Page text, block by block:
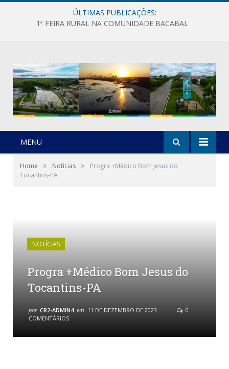
ÚLTIMAS PUBLICAÇÕES:
1ª FEIRA RURAL NA COMUNIDADE BACABAL
MENU
Home » Notícias »
Progra +Médico Bom Jesus do
Tocantins-PA
NOTÍCIAS
Progra +Médico Bom Jesus do
Tocantins-PA
por CR2-ADMIN4 em 11 DE DEZEMBRO DE 2023
0
COMENTÁRIOS